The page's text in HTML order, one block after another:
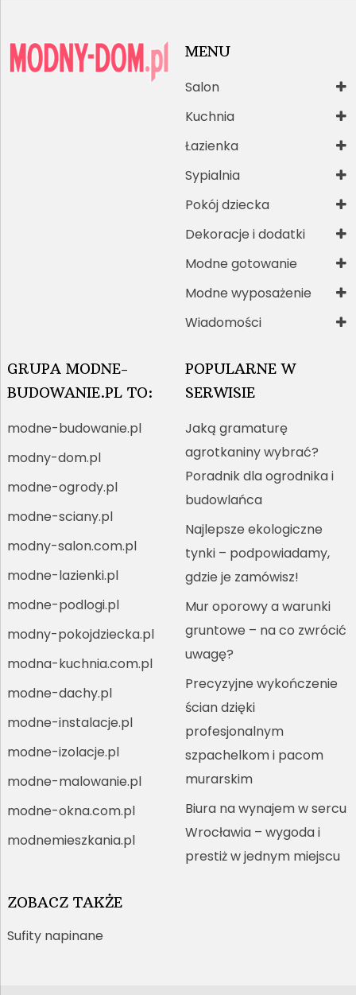
MENU
Salon
Kuchnia
Łazienka
Sypialnia
Pokój dziecka
Dekoracje i dodatki
Modne gotowanie
Modne wyposażenie
Wiadomości
GRUPA MODNE-
BUDOWANIE.PL TO:
modne-budowanie.pl
modny-dom.pl
modne-ogrody.pl
modne-sciany.pl
modny-salon.com.pl
modne-lazienki.pl
modne-podlogi.pl
modny-pokojdziecka.pl
modna-kuchnia.com.pl
modne-dachy.pl
modne-instalacje.pl
modne-izolacje.pl
modne-malowanie.pl
modne-okna.com.pl
modnemieszkania.pl
POPULARNE W
SERWISIE
Jaką gramaturę
agrotkaniny wybrać?
Poradnik dla ogrodnika i
budowlańca
Najlepsze ekologiczne
tynki – podpowiadamy,
gdzie je zamówisz!
Mur oporowy a warunki
gruntowe – na co zwrócić
uwagę?
Precyzyjne wykończenie
ścian dzięki
profesjonalnym
szpachelkom i pacom
murarskim
Biura na wynajem w sercu
Wrocławia – wygoda i
prestiż w jednym miejscu
ZOBACZ TAKŻE
Sufity napinane